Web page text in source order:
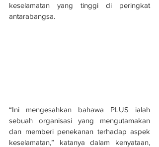
keselamatan yang tinggi di peringkat
antarabangsa.
“Ini mengesahkan bahawa PLUS ialah
sebuah organisasi yang mengutamakan
dan memberi penekanan terhadap aspek
keselamatan,” katanya dalam kenyataan,